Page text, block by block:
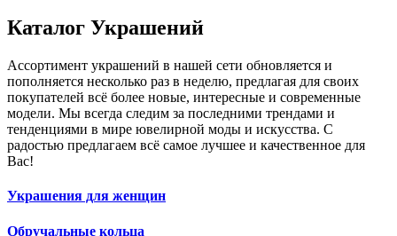
Каталог Украшений
Ассортимент украшений в нашей сети обновляется и
пополняется несколько раз в неделю, предлагая для своих
покупателей всё более новые, интересные и современные
модели. Мы всегда следим за последними трендами и
тенденциями в мире ювелирной моды и искусства. С
радостью предлагаем всё самое лучшее и качественное для
Вас!
Украшения для женщин
Обручальные кольца